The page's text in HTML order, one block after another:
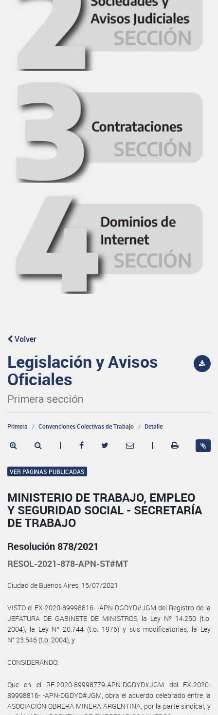
Volver
Legislación y Avisos
Oficiales
Primera sección
Primera Convenciones Colectivas de Trabajo Detalle
| |
VER PÁGINAS PUBLICADAS
MINISTERIO DE TRABAJO, EMPLEO
Y SEGURIDAD SOCIAL - SECRETARÍA
DE TRABAJO
Resolución 878/2021
RESOL-2021-878-APN-ST#MT
Ciudad de Buenos Aires, 15/07/2021
VISTO el EX-2020-89998816- -APN-DGDYD#JGM del Registro de la
JEFATURA DE GABINETE DE MINISTROS, la Ley Nº 14.250 (t.o.
2004), la Ley Nº 20.744 (t.o. 1976) y sus modificatorias, la Ley
N° 23.546 (t.o. 2004), y
CONSIDERANDO:
Que en el RE-2020-89998779-APN-DGDYD#JGM del EX-2020-
89998816- -APN-DGDYD#JGM, obra el acuerdo celebrado entre la
ASOCIACIÓN OBRERA MINERA ARGENTINA, por la parte sindical, y